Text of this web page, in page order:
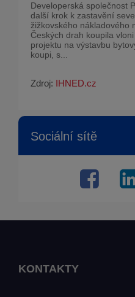
Developerská společnost
další krok k zastavění
žižkovského nákladového
Českých drah koupila
projektu na výstavbu
koupi, s...
Zdroj: IHNED.cz
Sociální sítě
KONTAKTY